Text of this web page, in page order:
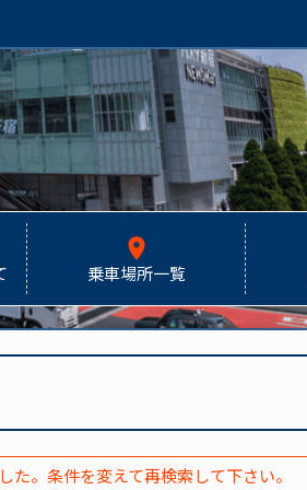
place
乗車場所一覧
。条件を変えて再検索して下さい。